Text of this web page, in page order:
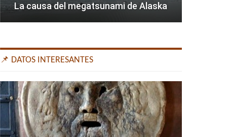
La causa del megatsunami de Alaska
📌 DATOS INTERESANTES